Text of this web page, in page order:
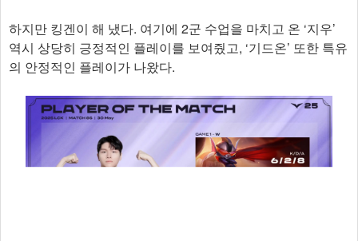
하지만 킹겐이 해 냈다. 여기에 2군 수업을 마치고 온 ‘지우’
역시 상당히 긍정적인 플레이를 보여줬고, ‘기드온’ 또한 특유
의 안정적인 플레이가 나왔다.